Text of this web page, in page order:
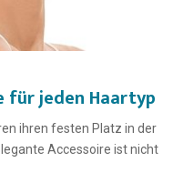
für jeden Haartyp
ihren festen Platz in der
Accessoire ist nicht